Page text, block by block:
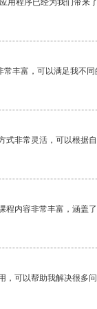
用程序已经为我们带来
丰富，可以满足我不同
式非常灵活，可以根据
程内容非常丰富，涵盖
，可以帮助我解决很多